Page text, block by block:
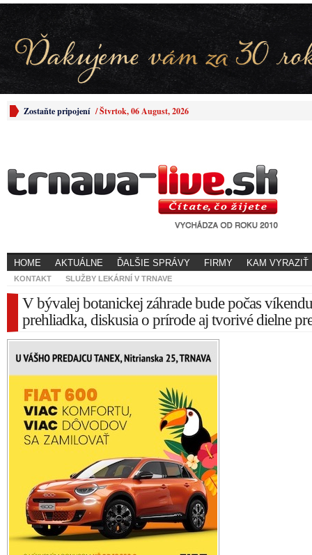
Zostaňte pripojení /Štvrtok, 06 August, 2026
HOME AKTUÁLNE ĎALŠIE SPRÁVY FIRMY KAM VYRAZIŤ
KONTAKT SLUŽBY LEKÁRNÍ V TRNAVE
V bývalej botanickej záhrade bude počas víkendu
prehliadka, diskusia o prírode aj tvorivé dielne